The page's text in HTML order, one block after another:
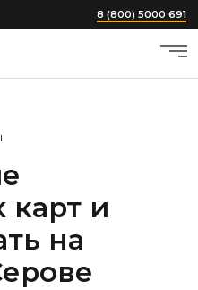
8 (800) 5000 691
карт и
на